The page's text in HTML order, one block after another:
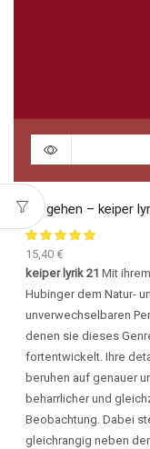
wir gehen – keiper
15,40 €
keiper lyrik 21 Mit
Hubinger dem Natur-
unverwechselbaren
denen sie dieses
fortentwickelt. Ihre
beruhen auf genauer
beharrlicher und
Beobachtung. Dabei
gleichrangig neben